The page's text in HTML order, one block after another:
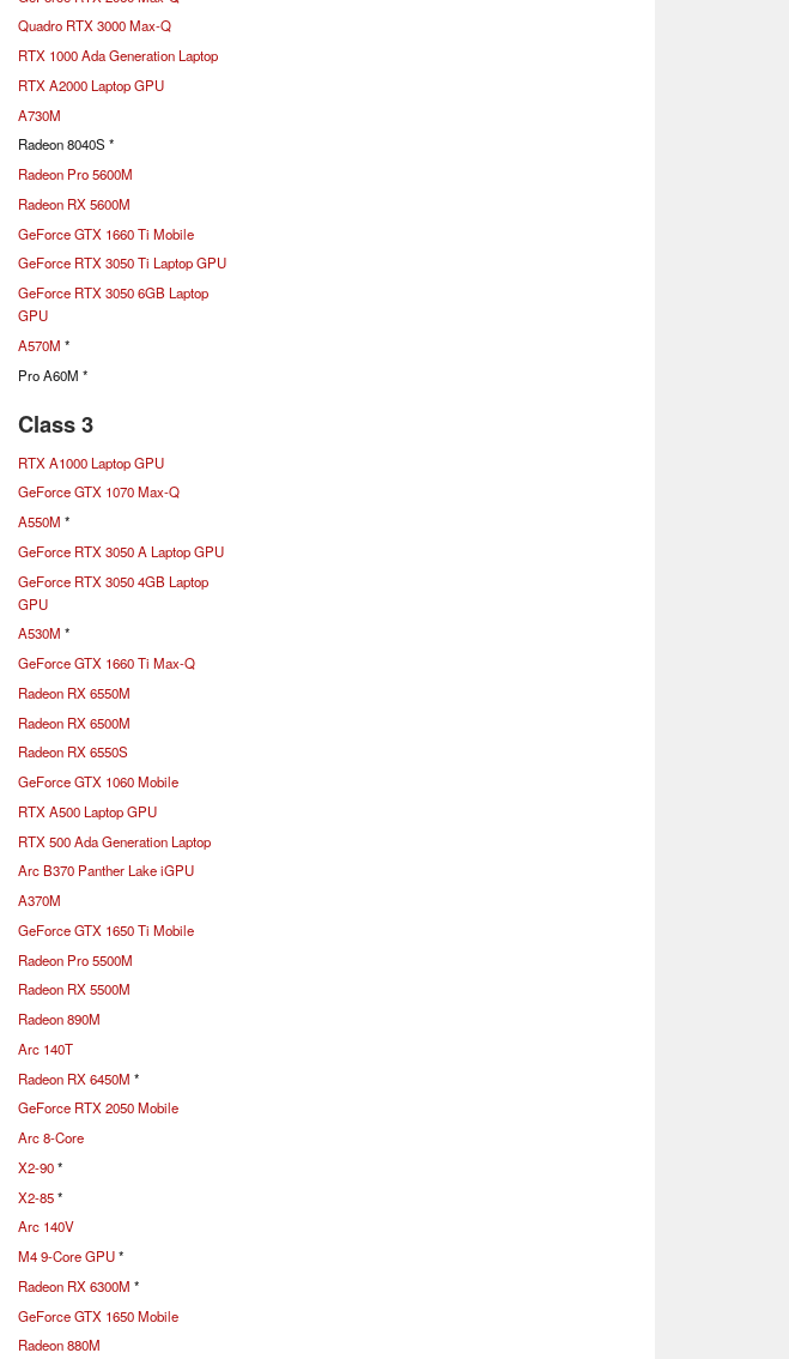
Quadro RTX 3000 Max-Q
RTX 1000 Ada Generation Laptop
RTX A2000 Laptop GPU
A730M
Radeon 8040S *
Radeon Pro 5600M
Radeon RX 5600M
GeForce GTX 1660 Ti Mobile
GeForce RTX 3050 Ti Laptop GPU
GeForce RTX 3050 6GB Laptop
GPU
A570M *
Pro A60M *
Class 3
RTX A1000 Laptop GPU
GeForce GTX 1070 Max-Q
A550M *
GeForce RTX 3050 A Laptop GPU
GeForce RTX 3050 4GB Laptop
GPU
A530M *
GeForce GTX 1660 Ti Max-Q
Radeon RX 6550M
Radeon RX 6500M
Radeon RX 6550S
GeForce GTX 1060 Mobile
RTX A500 Laptop GPU
RTX 500 Ada Generation Laptop
Arc B370 Panther Lake iGPU
A370M
GeForce GTX 1650 Ti Mobile
Radeon Pro 5500M
Radeon RX 5500M
Radeon 890M
Arc 140T
Radeon RX 6450M *
GeForce RTX 2050 Mobile
Arc 8-Core
X2-90*
X2-85*
Arc 140V
M4 9-Core GPU*
Radeon RX 6300M *
GeForce GTX 1650 Mobile
Radeon 880M